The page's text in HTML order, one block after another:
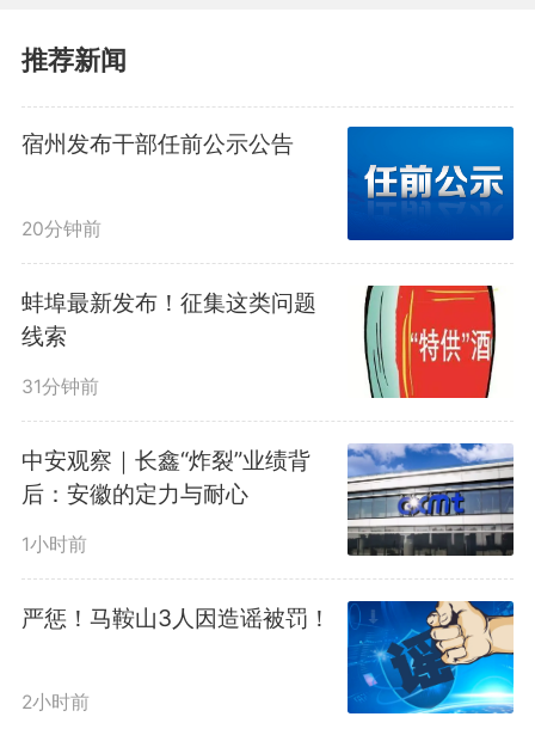
宁芜高速芜湖至钟鸣段，是宁
芜高速全线唯一未实现八车道升级
的路段。本次改扩建工程完工后，
将实现宁芜高速全线双向八车道贯
通，南京、芜湖至铜陵、池州等地
的行车时间将进一步缩短。（记者
余佼佼）
编辑：李谷雨
2389 QQ 朋友圈
版权声明：未经许可禁止以任何形式转载
推荐新闻
宿州发布干部任前公示公告
20分钟前
蚌埠最新发布！征集这类问题
线索
31分钟前
中安观察｜长鑫“炸裂”业绩背
后：安徽的定力与耐心
1小时前
严惩！马鞍山3人因造谣被罚！
2小时前